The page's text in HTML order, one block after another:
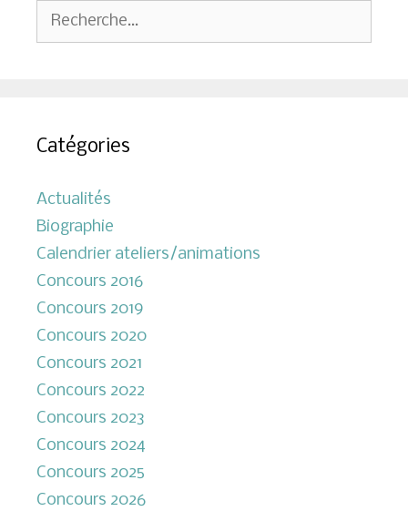
Rechercher :
Catégories
Actualités
Biographie
Calendrier ateliers/animations
Concours 2016
Concours 2019
Concours 2020
Concours 2021
Concours 2022
Concours 2023
Concours 2024
Concours 2025
Concours 2026